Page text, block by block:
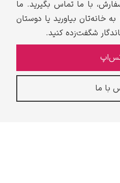
با ما تماس بگیرید. ما
خانه‌تان بیاورید یا دوستان
شگفت‌زده کنید.
با ما